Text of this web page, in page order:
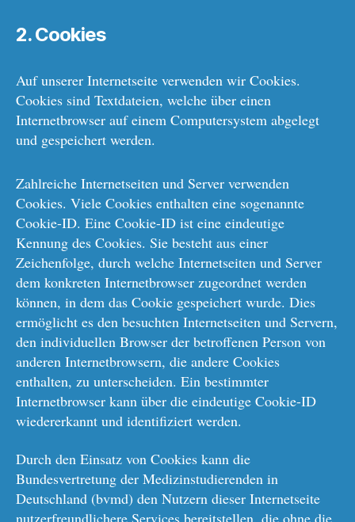
2. Cookies
Auf unserer Internetseite verwenden wir Cookies.
Cookies sind Textdateien, welche über einen
Internetbrowser auf einem Computersystem abgelegt
und gespeichert werden.
Zahlreiche Internetseiten und Server verwenden
Cookies. Viele Cookies enthalten eine sogenannte
Cookie-ID. Eine Cookie-ID ist eine eindeutige
Kennung des Cookies. Sie besteht aus einer
Zeichenfolge, durch welche Internetseiten und Server
dem konkreten Internetbrowser zugeordnet werden
können, in dem das Cookie gespeichert wurde. Dies
ermöglicht es den besuchten Internetseiten und Servern,
den individuellen Browser der betroffenen Person von
anderen Internetbrowsern, die andere Cookies
enthalten, zu unterscheiden. Ein bestimmter
Internetbrowser kann über die eindeutige Cookie-ID
wiedererkannt und identifiziert werden.
Durch den Einsatz von Cookies kann die
Bundesvertretung der Medizinstudierenden in
Deutschland (bvmd) den Nutzern dieser Internetseite
nutzerfreundlichere Services bereitstellen, die ohne die